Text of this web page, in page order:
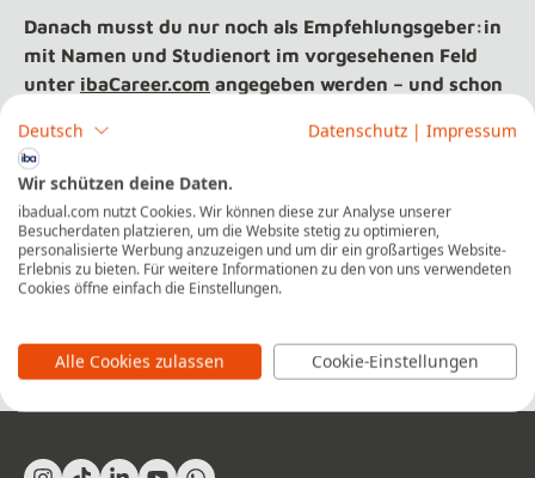
Danach musst du nur noch als Empfehlungsgeber:in
mit Namen und Studienort im vorgesehenen Feld
unter ibaCareer.com angegeben werden – und schon
Sobald der:die neue iba-Studierende das Studium an
der iba aufnimmt, erhältst du zeitnah deinen Amazon-
Gutschein.
Aktion gilt für alle Karriereprofile, die bis zum 15.10.
vollständig angelegt werden. Mitmachen können alle
Deutsch Datenschutz | Impressum
Wir schützen deine Daten.
ibadual.com nutzt Cookies. Wir können diese zur Analyse unserer
Besucherdaten platzieren, um die Website stetig zu optimieren,
personalisierte Werbung anzuzeigen und um dir ein großartiges Website-
Erlebnis zu bieten. Für weitere Informationen zu den von uns verwendeten
Cookies öffne einfach die Einstellungen.
Alle Cookies zulassen Cookie-Einstellungen